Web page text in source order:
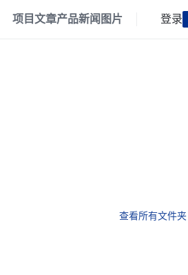
项目文章产品新闻 图片 登录
查看所有文件夹